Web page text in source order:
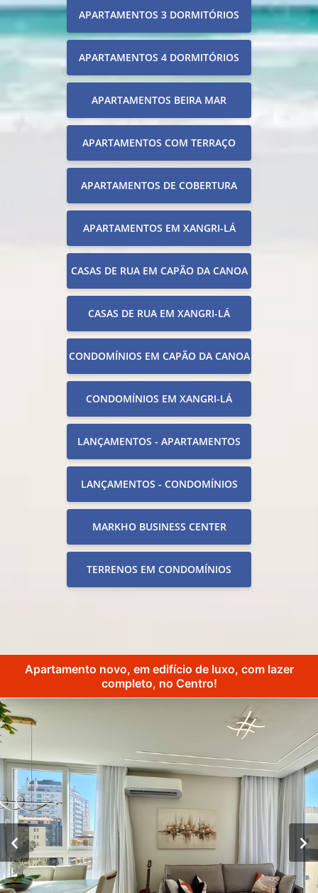
APARTAMENTOS 3 DORMITÓRIOS
APARTAMENTOS 4 DORMITÓRIOS
APARTAMENTOS BEIRA MAR
APARTAMENTOS COM TERRAÇO
APARTAMENTOS DE COBERTURA
APARTAMENTOS EM XANGRI-LÁ
CASAS DE RUA EM CAPÃO DA CANOA
CASAS DE RUA EM XANGRI-LÁ
CONDOMÍNIOS EM CAPÃO DA CANOA
CONDOMÍNIOS EM XANGRI-LÁ
LANÇAMENTOS - APARTAMENTOS
LANÇAMENTOS - CONDOMÍNIOS
MARKHO BUSINESS CENTER
TERRENOS EM CONDOMÍNIOS
Apartamento novo, em edifício de luxo, com lazer
completo, no Centro!